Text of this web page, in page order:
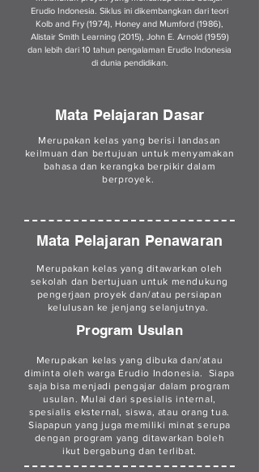
Erudio Indonesia. Siklus ini dikembangkan dari teori
Kolb and Fry (1974), Honey and Mumford (1986),
Alistair Smith Learning (2015), John E. Arnold (1959)
dan lebih dari 10 tahun pengalaman Erudio Indonesia
di dunia pendidikan.
Mata Pelajaran Dasar
Merupakan kelas yang berisi landasan
keilmuan dan bertujuan untuk menyamakan
bahasa dan kerangka berpikir dalam
berproyek.
Mata Pelajaran Penawaran
Merupakan kelas yang ditawarkan oleh
sekolah dan bertujuan untuk mendukung
pengerjaan proyek dan/atau persiapan
kelulusan ke jenjang selanjutnya.
Program Usulan
Merupakan kelas yang dibuka dan/atau
diminta oleh warga Erudio Indonesia. Siapa
saja bisa menjadi pengajar dalam program
usulan. Mulai dari spesialis internal,
spesialis eksternal, siswa, atau orang tua.
Siapapun yang juga memiliki minat serupa
dengan program yang ditawarkan boleh
ikut bergabung dan terlibat.